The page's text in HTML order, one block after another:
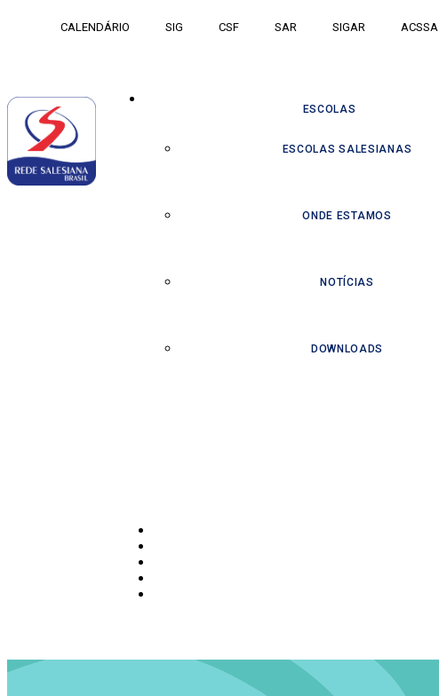
CALENDÁRIO SIG CSF SAR SIGAR ACSSA
ESCOLAS
ESCOLAS SALESIANAS
ONDE ESTAMOS
NOTÍCIAS
DOWNLOADS